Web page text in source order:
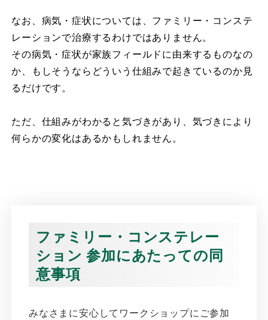
なお、病気・症状については、ファミリー・コンステ
レーションで治療するわけではありません。
その病気・症状が家族フィールドに由来するものなの
か、もしそうならどういう仕組みで起きているのか見
るだけです。
ただ、仕組みがわかると気づきがあり、気づきにより
何らかの変化はあるかもしれません。
ファミリー・コンステレー
ション 参加にあたっての同
意事項
みなさまに安心してワークショップにご参加